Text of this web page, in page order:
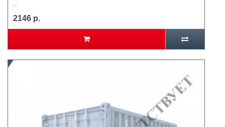
2146 р.